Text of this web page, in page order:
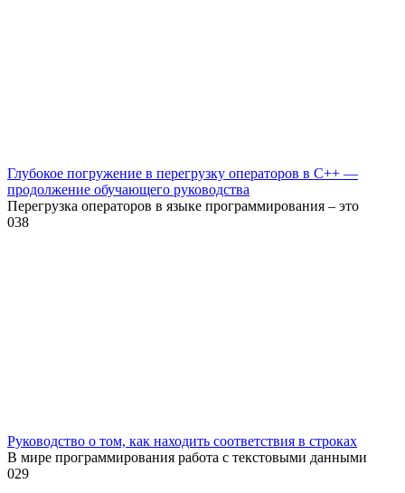
Глубокое погружение в перегрузку операторов в C++ —
продолжение обучающего руководства
Перегрузка операторов в языке программирования – это
038
Руководство о том, как находить соответствия в строках
В мире программирования работа с текстовыми данными
029